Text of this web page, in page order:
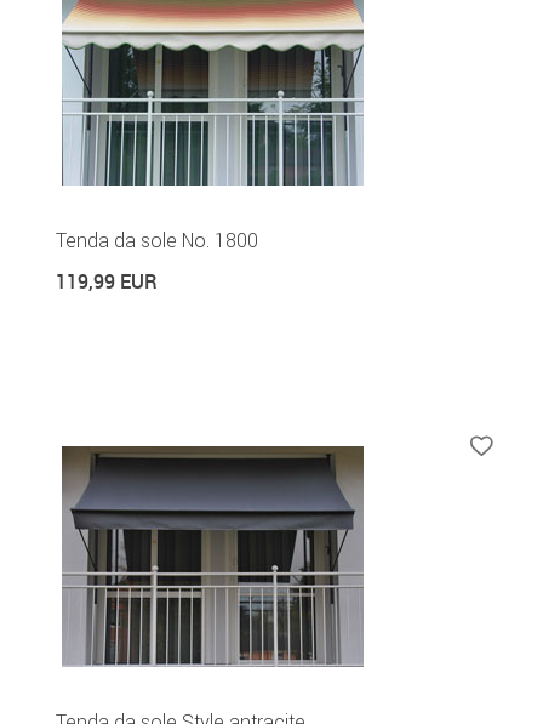
Tenda da sole No. 1800
119,99 EUR